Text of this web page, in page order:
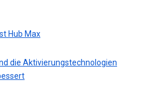
Hub Max
die Aktivierungstechnologien